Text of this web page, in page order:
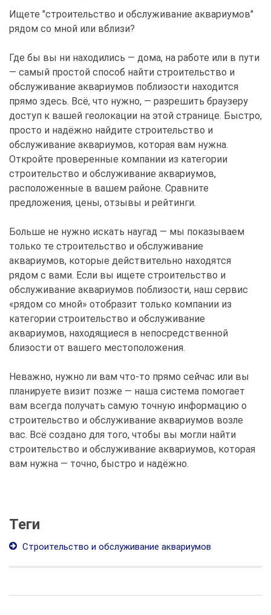
Ищете "строительство и обслуживание аквариумов"
рядом со мной или вблизи?
Где бы вы ни находились — дома, на работе или в пути
— самый простой способ найти строительство и
обслуживание аквариумов поблизости находится
прямо здесь. Всё, что нужно, — разрешить браузеру
доступ к вашей геолокации на этой странице. Быстро,
просто и надёжно найдите строительство и
обслуживание аквариумов, которая вам нужна.
Откройте проверенные компании из категории
строительство и обслуживание аквариумов,
расположенные в вашем районе. Сравните
предложения, цены, отзывы и рейтинги.
Больше не нужно искать наугад — мы показываем
только те строительство и обслуживание
аквариумов, которые действительно находятся
рядом с вами. Если вы ищете строительство и
обслуживание аквариумов поблизости, наш сервис
«рядом со мной» отобразит только компании из
категории строительство и обслуживание
аквариумов, находящиеся в непосредственной
близости от вашего местоположения.
Неважно, нужно ли вам что-то прямо сейчас или вы
планируете визит позже — наша система помогает
вам всегда получать самую точную информацию о
строительство и обслуживание аквариумов возле
вас. Всё создано для того, чтобы вы могли найти
строительство и обслуживание аквариумов, которая
вам нужна — точно, быстро и надёжно.
Теги
Строительство и обслуживание аквариумов